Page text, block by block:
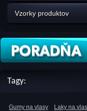
Vzorky produktov
Tagy:
Gumy na vlasy Laky na